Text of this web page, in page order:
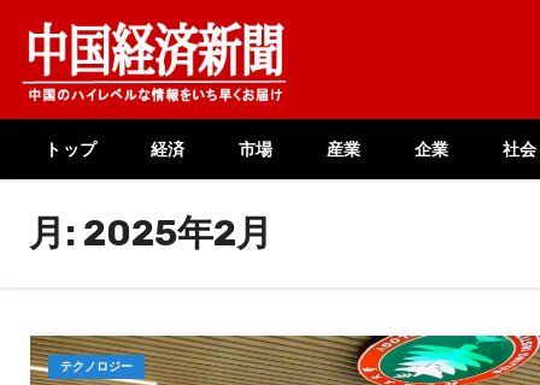
content
トップ 経済 市場 産業 企業 社会
月: 2025年2月
テクノロジー